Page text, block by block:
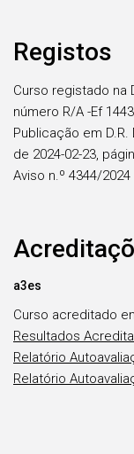
Registos
Curso registado na
número R/A -Ef
Publicação em D.R.
de 2024-02-23,
Aviso n.º 4344/2024
a3es
Curso acreditado
Resultados
Relatório
Relatório